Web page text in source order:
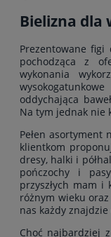
Bielizna dla
Prezentowane
pochodząca z
wykonania
oddychająca
Na tym jednak nie
Pełen asortyment
klientkom
dresy, halki i
pończochy i
przyszłych mam i
różnym wieku
nas każdy
Choć najbardziej